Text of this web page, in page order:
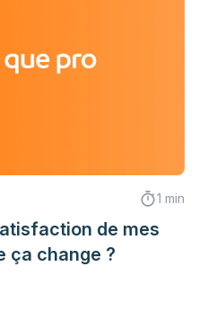
1 min
de mes
ça change ?